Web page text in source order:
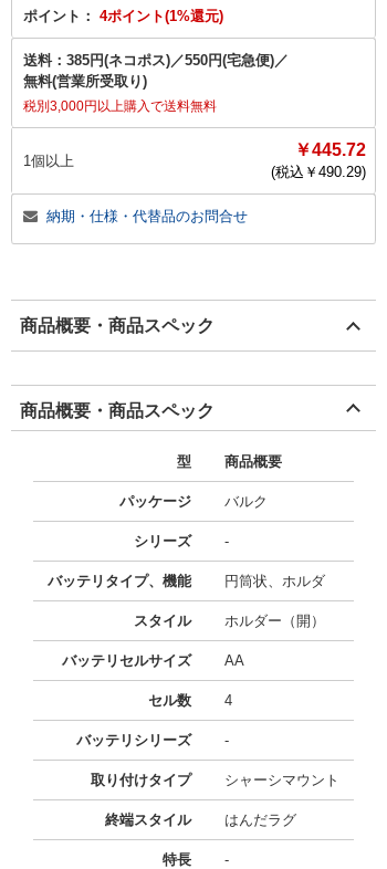
ポイント： 4ポイント(1%還元)
送料： 385円(ネコポス)／550円(宅急便)／
無料(営業所受取り)
税別3,000円以上購入で送料無料
1個以上
￥445.72
(税込￥ 490.29)
納期・仕様・代替品のお問合せ
商品概要・商品スペック
商品概要・商品スペック
型 商品概要
パッケージ バルク
シリーズ -
バッテリタイプ、機能 円筒状、ホルダ
スタイル ホルダー（開）
バッテリセルサイズ AA
セル数 4
バッテリシリーズ -
取り付けタイプ シャーシマウント
終端スタイル はんだラグ
特長 -